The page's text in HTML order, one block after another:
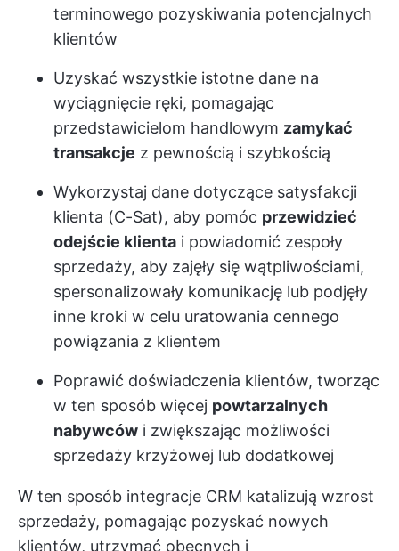
terminowego pozyskiwania potencjalnych
klientów
Uzyskać wszystkie istotne dane na
wyciągnięcie ręki, pomagając
przedstawicielom handlowym zamykać
transakcje z pewnością i szybkością
Wykorzystaj dane dotyczące satysfakcji
klienta (C-Sat), aby pomóc przewidzieć
odejście klienta i powiadomić zespoły
sprzedaży, aby zajęły się wątpliwościami,
spersonalizowały komunikację lub podjęły
inne kroki w celu uratowania cennego
powiązania z klientem
Poprawić doświadczenia klientów, tworząc
w ten sposób więcej powtarzalnych
nabywców i zwiększając możliwości
sprzedaży krzyżowej lub dodatkowej
W ten sposób integracje CRM katalizują wzrost
sprzedaży, pomagając pozyskać nowych
klientów, utrzymać obecnych i